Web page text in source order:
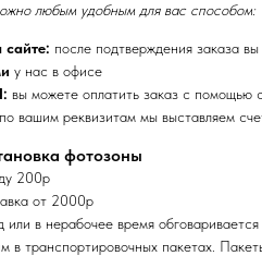
любым удобным для вас способом:
сайте: после подтверждения заказа
у нас в офисе
вы можете оплатить заказ с помощью
по вашим реквизитам мы выставляем
фотозоны
200р
от 2000р
или в нерабочее время
в транспортировочных пакетах.